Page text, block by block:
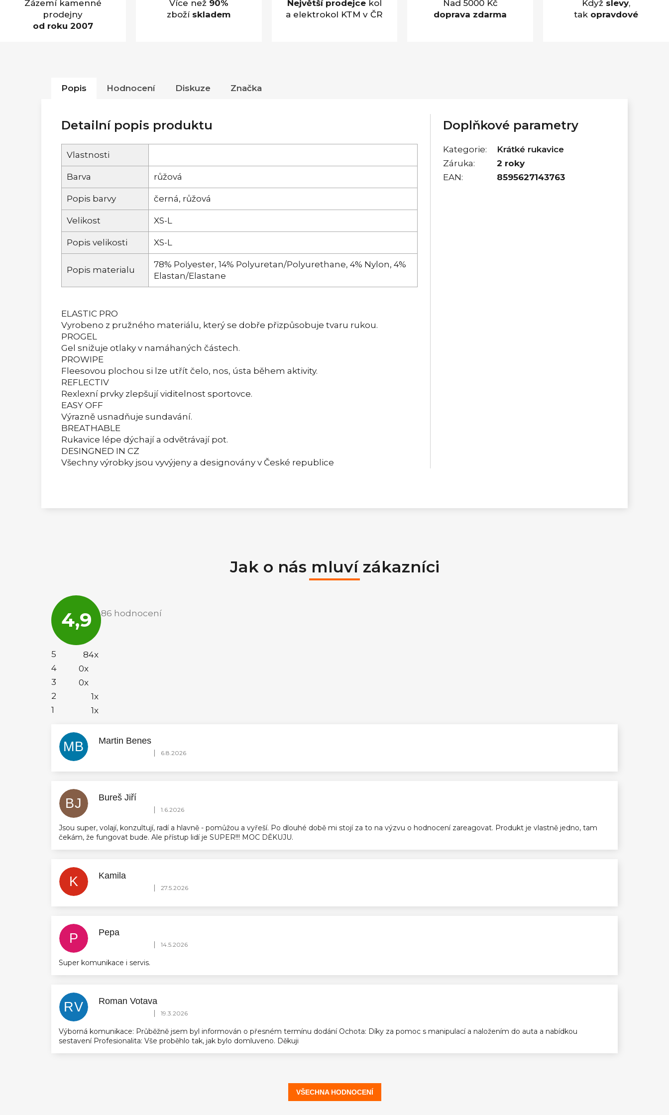
Zázemí kamenné
prodejny
od roku 2007
Více než 90%
zboží skladem
Největší prodejcekol
a elektrokol KTM v ČR
Nad 5000 Kč
doprava zdarma
Když slevy,
tak opravdové
Popis Hodnocení Diskuze Značka
Detailní popis produktu
Vlastnosti
Barva růžová
Popis barvy černá, růžová
Velikost XS-L
Popis velikosti XS-L
Popis materialu
78% Polyester, 14% Polyuretan/Polyurethane, 4% Nylon, 4%
Elastan/Elastane
ELASTIC PRO
Vyrobeno z pružného materiálu, který se dobře přizpůsobuje tvaru rukou.
PROGEL
Gel snižuje otlaky v namáhaných částech.
PROWIPE
Fleesovou plochou si lze utřít čelo, nos, ústa během aktivity.
REFLECTIV
Rexlexní prvky zlepšují viditelnost sportovce.
EASY OFF
Výrazně usnadňuje sundavání.
BREATHABLE
Rukavice lépe dýchají a odvětrávají pot.
DESINGNED IN CZ
Všechny výrobky jsou vyvýjeny a designovány v České republice
Doplňkové parametry
Kategorie:
Krátké rukavice
Záruka:
2 roky
EAN: 8595627143763
Jak o nás mluví zákazníci
4,9
obchodu
je
86 hodnocení
5
84x
4
0x
3
0x
2
1x
1
1x
MB Martin Benes
Hodnocení obchodu je 5 z 5 hvězdiček.
| 6.8.2026
BJ Bureš Jiří
Hodnocení obchodu je 5 z 5 hvězdiček.
| 1.6.2026
Jsou super, volají, konzultují, radí a hlavně - pomůžou a vyřeší. Po dlouhé době mi stojí za to na výzvu o hodnocení zareagovat. Produkt je vlastně jedno, tam
čekám, že fungovat bude. Ale přístup lidí je SUPER!!! MOC DĚKUJU.
K Kamila
Hodnocení obchodu je 5 z 5 hvězdiček.
| 27.5.2026
P Pepa
Hodnocení obchodu je 5 z 5 hvězdiček.
| 14.5.2026
Super komunikace i servis.
RV Roman Votava
Hodnocení obchodu je 5 z 5 hvězdiček.
| 19.3.2026
Výborná komunikace: Průběžně jsem byl informován o přesném termínu dodání Ochota: Díky za pomoc s manipulací a naložením do auta a nabídkou
sestavení Profesionalita: Vše proběhlo tak, jak bylo domluveno. Děkuji
VŠECHNA HODNOCENÍ